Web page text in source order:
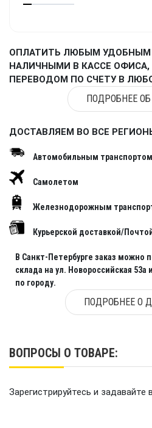
ОПЛАТИТЬ ЛЮБЫМ УДОБНЫМ
НАЛИЧНЫМИ В КАССЕ
ПЕРЕВОДОМ ПО СЧЕТУ В
ПОДРОБНЕЕ
ДОСТАВЛЯЕМ ВО ВСЕ
Автомобильным транспортом
Самолетом
Железнодорожным
Курьерской доставкой/
В Санкт-Петербурге заказ можно
склада на ул. Новороссийская 53а
по городу.
ПОДРОБНЕЕ О
ВОПРОСЫ О ТОВАРЕ:
Зарегистрируйтесь и задавайте